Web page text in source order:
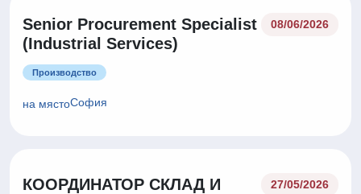
Senior Procurement Specialist
(Industrial Services)
08/06/2026
Производство
на мястоСофия
КООРДИНАТОР СКЛАД И
27/05/2026